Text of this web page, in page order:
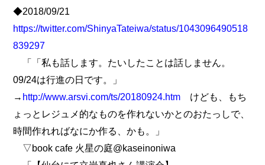
◆2018/09/21
https://twitter.com/ShinyaTateiwa/status/1043096490518
839297
「「私も話します。たいしたことは話しません。
09/24は行進の日です。」
→ http://www.arsvi.com/ts/20180924.htm けども、もち
ょっとレジュメ的なものを作れないかとのおたっしで、
時間作れればなにか作る、かも。」
▽book cafe 火星の庭@kaseinoniwa